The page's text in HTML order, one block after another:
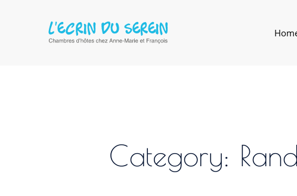
Category: